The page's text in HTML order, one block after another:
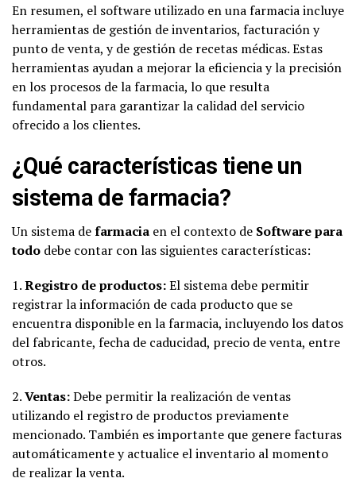
En resumen, el software utilizado en una farmacia incluye
herramientas de gestión de inventarios, facturación y
punto de venta, y de gestión de recetas médicas. Estas
herramientas ayudan a mejorar la eficiencia y la precisión
en los procesos de la farmacia, lo que resulta
fundamental para garantizar la calidad del servicio
ofrecido a los clientes.
¿Qué características tiene un
sistema de farmacia?
Un sistema defarmacia en el contexto de Software para
todo debe contar con las siguientes características:
1.Registro de productos:El sistema debe permitir
registrar la información de cada producto que se
encuentra disponible en la farmacia, incluyendo los datos
del fabricante, fecha de caducidad, precio de venta, entre
otros.
2.Ventas:Debe permitir la realización de ventas
utilizando el registro de productos previamente
mencionado. También es importante que genere facturas
automáticamente y actualice el inventario al momento
de realizar la venta.